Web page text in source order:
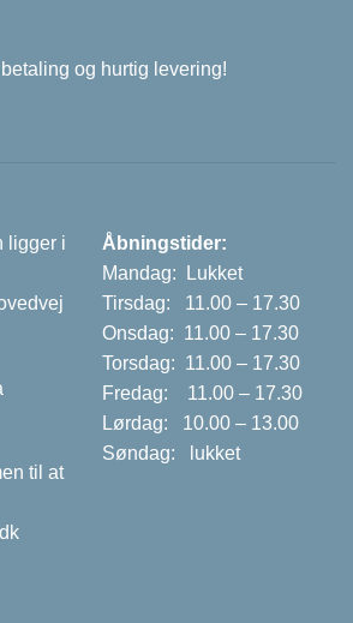
og hurtig levering!
ligger i
til at
Åbningstider:
Mandag: Lukket
Tirsdag: 11.00 – 17.30
Onsdag: 11.00 – 17.30
Torsdag: 11.00 – 17.30
Fredag: 11.00 – 17.30
Lørdag: 10.00 – 13.00
Søndag: lukket